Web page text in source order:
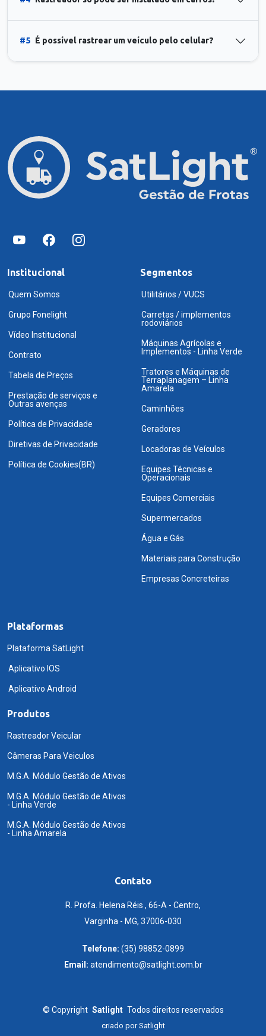
#5 É possível rastrear um veículo pelo celular?
Institucional
Quem Somos
Grupo Fonelight
Vídeo Institucional
Contrato
Tabela de Preços
Prestação de serviços e
Outras avenças
Política de Privacidade
Diretivas de Privacidade
Política de Cookies(BR)
Segmentos
Utilitários / VUCS
Carretas / implementos
rodoviários
Máquinas Agrícolas e
Implementos - Linha Verde
Tratores e Máquinas de
Terraplanagem – Linha
Amarela
Caminhões
Geradores
Locadoras de Veículos
Equipes Técnicas e
Operacionais
Equipes Comerciais
Supermercados
Água e Gás
Materiais para Construção
Empresas Concreteiras
Plataformas
Plataforma SatLight
Aplicativo IOS
Aplicativo Android
Produtos
Rastreador Veicular
Câmeras Para Veiculos
M.G.A. Módulo Gestão de Ativos
M.G.A. Módulo Gestão de Ativos
- Linha Verde
M.G.A. Módulo Gestão de Ativos
- Linha Amarela
Contato
R. Profa. Helena Réis , 66-A - Centro,
Varginha - MG, 37006-030
Telefone: (35) 98852-0899
Email: atendimento@satlight.com.br
© Copyright Satlight Todos direitos reservados
criado porSatlight